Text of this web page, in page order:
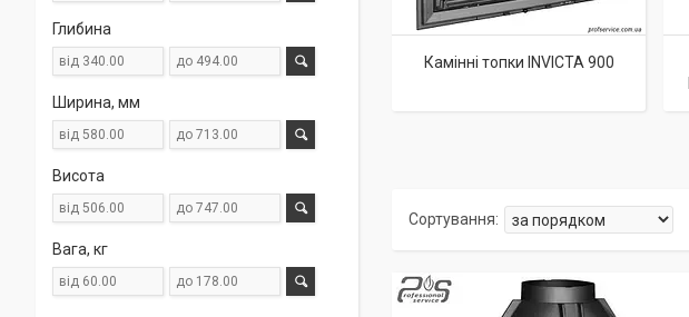
Камінні топки INVICTA 900
Глибина
Ширина, мм
Висота
Вага, кг